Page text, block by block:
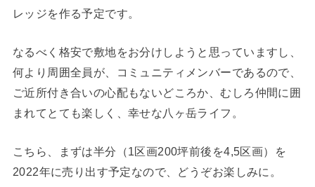
レッジを作る予定です。
なるべく格安で敷地をお分けしようと思っていますし、
何より周囲全員が、コミュニティメンバーであるので、
ご近所付き合いの心配もないどころか、むしろ仲間に囲
まれてとても楽しく、幸せな八ヶ岳ライフ。
こちら、まずは半分（1区画200坪前後を4,5区画）を
2022年に売り出す予定なので、どうぞお楽しみに。